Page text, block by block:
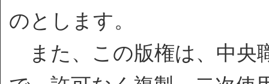
のとします。
また、この版権は、中央